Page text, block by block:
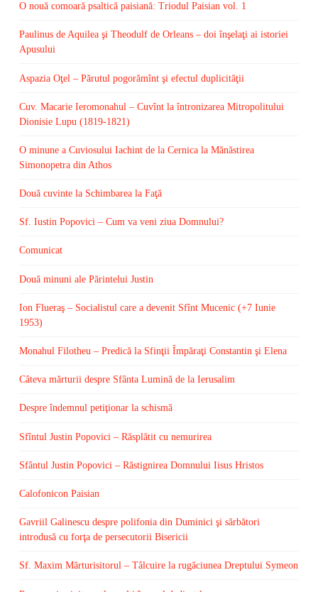
O nouă comoară psaltică paisiană: Triodul Paisian vol. 1
Paulinus de Aquilea şi Theodulf de Orleans – doi înşelaţi ai istoriei
Apusului
Aspazia Oţel – Părutul pogorămînt şi efectul duplicităţii
Cuv. Macarie Ieromonahul – Cuvînt la întronizarea Mitropolitului
Dionisie Lupu (1819-1821)
O minune a Cuviosului Iachint de la Cernica la Mănăstirea
Simonopetra din Athos
Două cuvinte la Schimbarea la Faţă
Sf. Iustin Popovici – Cum va veni ziua Domnului?
Comunicat
Două minuni ale Părintelui Justin
Ion Flueraş – Socialistul care a devenit Sfînt Mucenic (+7 Iunie
1953)
Monahul Filotheu – Predică la Sfinţii Împăraţi Constantin şi Elena
Câteva mărturii despre Sfânta Lumină de la Ierusalim
Despre îndemnul petiţionar la schismă
Sfîntul Justin Popovici – Răsplătit cu nemurirea
Sfântul Justin Popovici – Răstignirea Domnului Iisus Hristos
Calofonicon Paisian
Gavriil Galinescu despre polifonia din Duminici şi sărbători
introdusă cu forţa de persecutorii Bisericii
Sf. Maxim Mărturisitorul – Tâlcuire la rugăciunea Dreptului Symeon